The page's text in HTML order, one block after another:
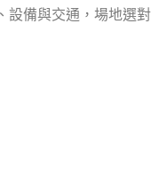
設備與交通，場地選對